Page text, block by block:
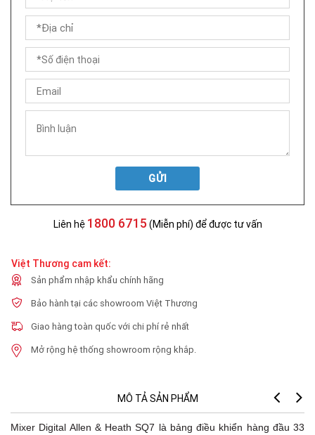
GỬI
Liên hệ 1800 6715 (Miễn phí) để được tư vấn
Việt Thương cam kết:
Sản phẩm nhập khẩu chính hãng
Bảo hành tại các showroom Việt Thương
Giao hàng toàn quốc với chi phí rẻ nhất
Mở rộng hệ thống showroom rộng khắp.
MÔ TẢ SẢN PHẨM
Mixer Digital Allen & Heath SQ7 là bảng điều khiển hàng đầu 33